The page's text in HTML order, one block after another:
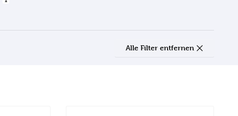
Alle Filter entfernen